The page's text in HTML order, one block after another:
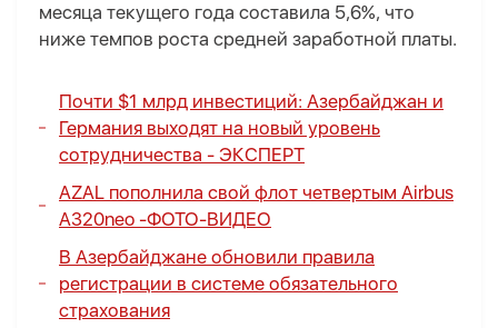
месяца текущего года составила 5,6%, что
ниже темпов роста средней заработной платы.
Почти $1 млрд инвестиций: Азербайджан и
Германия выходят на новый уровень
сотрудничества - ЭКСПЕРТ
AZAL пополнила свой флот четвертым Airbus
A320neo -ФОТО-ВИДЕО
В Азербайджане обновили правила
регистрации в системе обязательного
страхования